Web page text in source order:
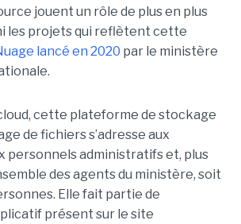
jouent un rôle de plus en plus
les projets qui reflètent cette
lancé en 2020 par le ministère
cette plateforme de stockage
de fichiers s’adresse aux
personnels administratifs et, plus
des agents du ministère, soit
Elle fait partie de
présent sur le site